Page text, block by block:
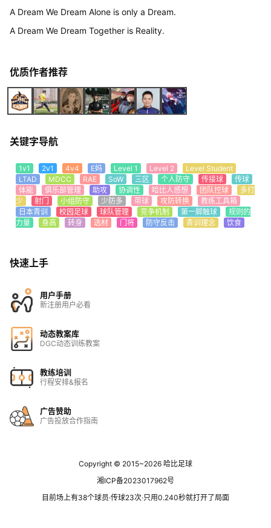
A Dream We Dream Alone is only a Dream.
A Dream We Dream Together is Reality.
优质作者推荐
关键字导航
1v1 2v1 4v4 E妈 Level 1 Level 2
Level Student
LTAD
MDCC RAE SoW 三区 个人防守 传接球
传球
体能
俱乐部管理 助攻 协调性 哈比人感想 团队控球
多打
少
射门 小组防守 少防多 带球 攻防转换
教练工具箱
日本青训
校园足球 球队管理 竞争机制 第一脚触球
规则的
力量
身高 转身 选材 门将 防守反击 青训理念 饮食
快速上手
用户手册
新注册用户必看
动态教案库
DGC动态训练教案
教练培训
行程安排&报名
广告赞助
广告投放合作指南
Copyright © 2015~2026 哈比足球
湘ICP备2023017962号
目前场上有38个球员·传球23次·只用0.240秒就打开了局面